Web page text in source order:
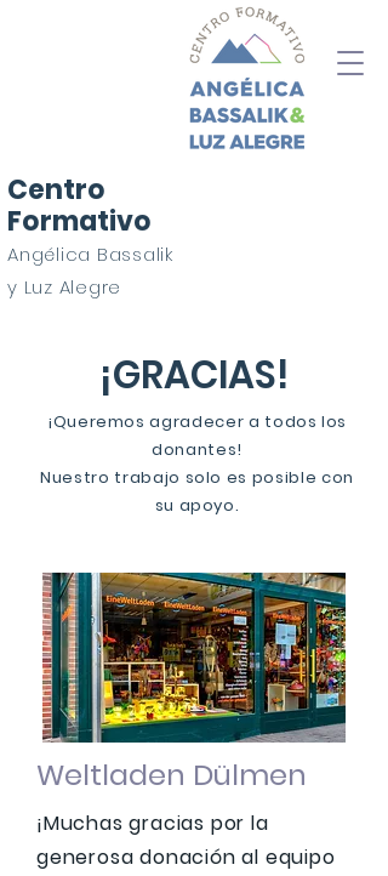
Centro
Formativo
Angélica Bassalik
y Luz Alegre
¡GRACIAS!
¡Queremos agradecer a todos los
donantes!
Nuestro trabajo solo es posible con
su apoyo.
Weltladen Dülmen
¡Muchas gracias por la
generosa donación al equipo